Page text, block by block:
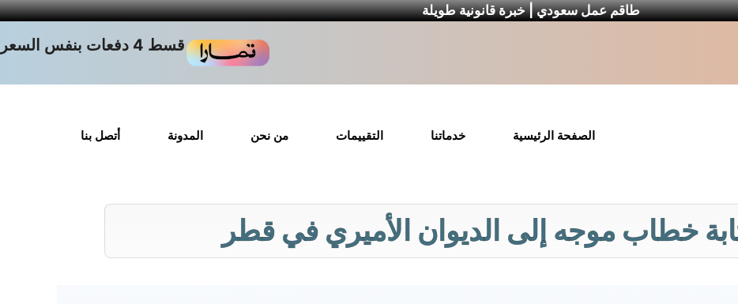
طاقم عمل سعودي | خبرة قانونية طويلة
قسط 4 دفعات بنفس السعر
الصفحة الرئيسية خدماتنا التقييمات من نحن المدونة أتصل بنا
خطاب موجه إلى الديوان الأميري في قطر